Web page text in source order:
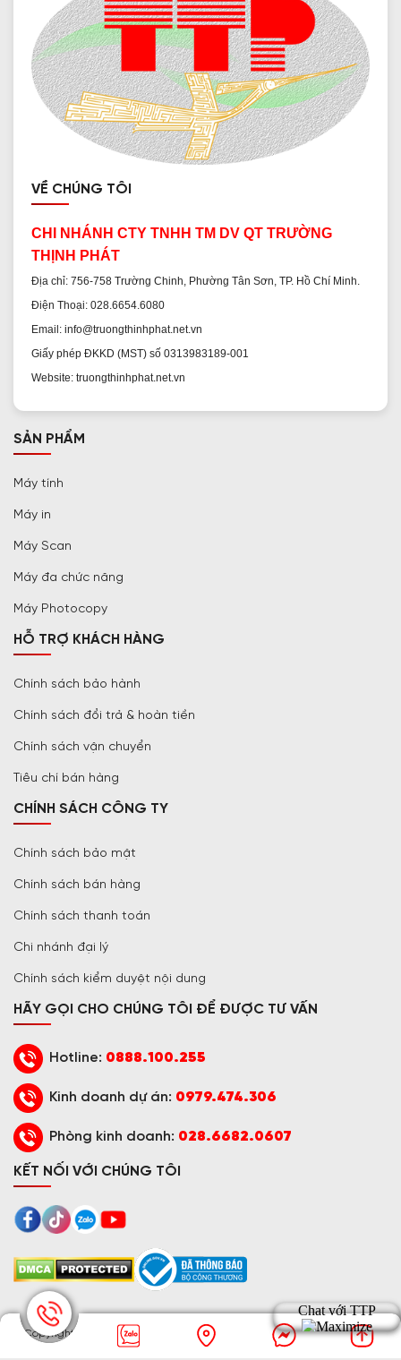
máy in Canon như sau.
VỀ CHÚNG TÔI
CHI NHÁNH CTY TNHH TM DV QT TRƯỜNG
THỊNH PHÁT
Địa chỉ: 756-758 Trường Chinh, Phường Tân Sơn, TP. Hồ Chí Minh.
Điện Thoại: 028.6654.6080
Email: info@truongthinhphat.net.vn
Giấy phép ĐKKD (MST) số 0313983189-001
Website: truongthinhphat.net.vn
SẢN PHẨM
Máy tính
Máy in
Máy Scan
Máy đa chức năng
Máy Photocopy
HỖ TRỢ KHÁCH HÀNG
Chính sách bảo hành
Chính sách đổi trả & hoàn tiền
Chính sách vận chuyển
Tiêu chí bán hàng
CHÍNH SÁCH CÔNG TY
Chính sách bảo mật
Chính sách bán hàng
Chính sách thanh toán
Chi nhánh đại lý
Chính sách kiểm duyệt nội dung
HÃY GỌI CHO CHÚNG TÔI ĐỂ ĐƯỢC TƯ VẤN
Hotline: 0888.100.255
Kinh doanh dự án: 0979.474.306
Phòng kinh doanh: 028.6682.0607
KẾT NỐI VỚI CHÚNG TÔI
© Copyright 2016 - 2026 TRƯỜNG THỊNH PHÁT